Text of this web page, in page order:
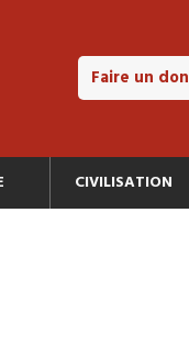
Faire un don
CIVILISATION